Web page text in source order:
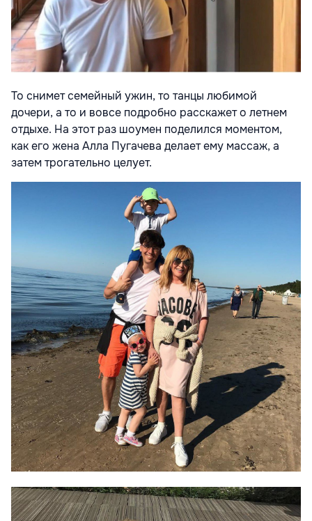
То снимет семейный ужин, то танцы любимой
дочери, а то и вовсе подробно расскажет о летнем
отдыхе. На этот раз шоумен поделился моментом,
как его жена Алла Пугачева делает ему массаж, а
затем трогательно целует.